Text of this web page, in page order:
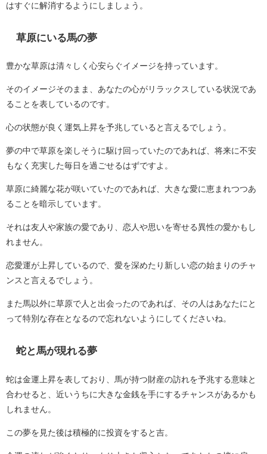
はすぐに解消するようにしましょう。
草原にいる馬の夢
豊かな草原は清々しく心安らぐイメージを持っています。
そのイメージそのまま、あなたの心がリラックスしている状況であ
ることを表しているのです。
心の状態が良く運気上昇を予兆していると言えるでしょう。
夢の中で草原を楽しそうに駆け回っていたのであれば、将来に不安
もなく充実した毎日を過ごせるはずですよ。
草原に綺麗な花が咲いていたのであれば、大きな愛に恵まれつつあ
ることを暗示しています。
それは友人や家族の愛であり、恋人や思いを寄せる異性の愛かもし
れません。
恋愛運が上昇しているので、愛を深めたり新しい恋の始まりのチャ
ンスと言えるでしょう。
また馬以外に草原で人と出会ったのであれば、その人はあなたにと
って特別な存在となるので忘れないようにしてくださいね。
蛇と馬が現れる夢
蛇は金運上昇を表しており、馬が持つ財産の訪れを予兆する意味と
合わせると、近いうちに大きな金銭を手にするチャンスがあるかも
しれません。
この夢を見た後は積極的に投資をすると吉。